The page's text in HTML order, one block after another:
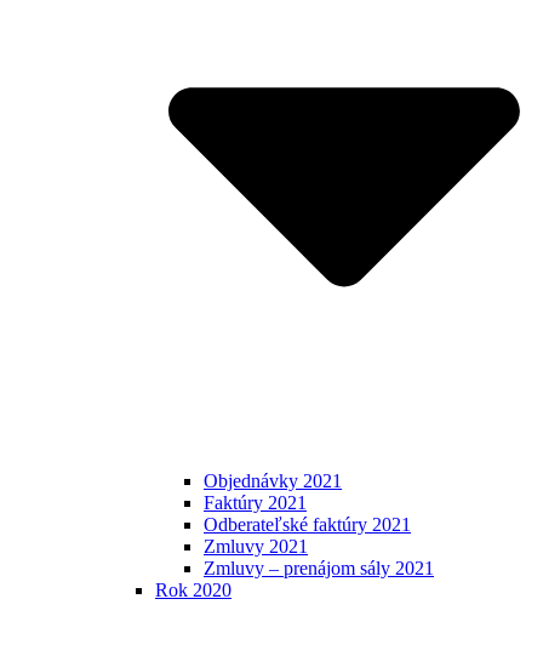
Objednávky 2021
Faktúry 2021
Odberateľské faktúry 2021
Zmluvy 2021
Zmluvy – prenájom sály 2021
Rok 2020